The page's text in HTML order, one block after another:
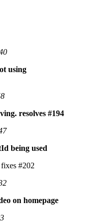
using
resolves #194
being used
#202
on homepage